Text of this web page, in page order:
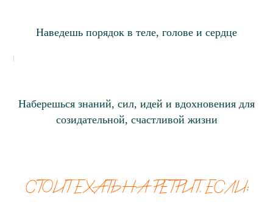
Наведешь порядок в теле, голове и сердце
Наберешься знаний, сил, идей и вдохновения для
созидательной, счастливой жизни
СТОИТ ЕХАТЬ НА РЕТРИТ, ЕСЛИ: